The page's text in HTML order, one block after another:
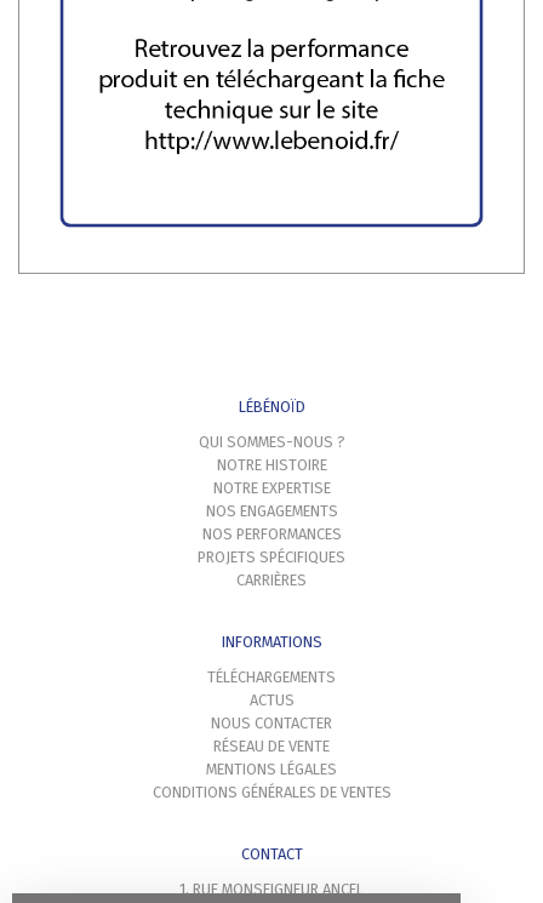
LÉBÉNOÏD
QUI SOMMES-NOUS ?
NOTRE HISTOIRE
NOTRE EXPERTISE
NOS ENGAGEMENTS
NOS PERFORMANCES
PROJETS SPÉCIFIQUES
CARRIÈRES
INFORMATIONS
TÉLÉCHARGEMENTS
ACTUS
NOUS CONTACTER
RÉSEAU DE VENTE
MENTIONS LÉGALES
CONDITIONS GÉNÉRALES DE VENTES
CONTACT
1, RUE MONSEIGNEUR ANCEL